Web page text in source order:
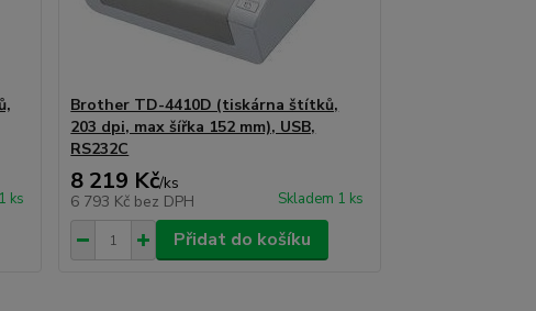
ks
Brother TD-4410D (tiskárna štítků,
203 dpi, max šířka 152 mm), USB,
RS232C
8 219 Kč/ks
6 793 Kč bez DPH Skladem 1 ks
Přidat do košíku